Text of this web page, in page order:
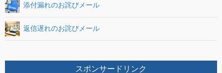
添付漏れのお詫びメール
返信遅れのお詫びメール
スポンサードリンク